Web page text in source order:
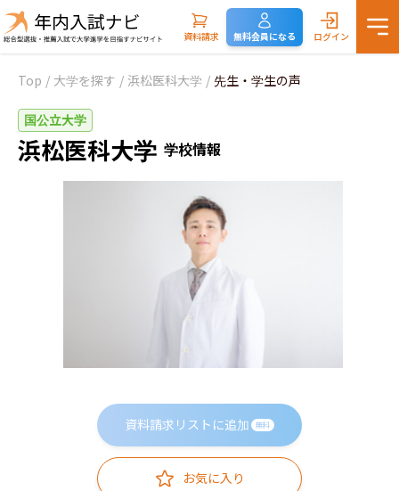
資料請求 無料会員になる ログイン
Top / 大学を探す / 浜松医科大学 / 先生・学生の声
国公立大学
浜松医科大学 学校情報
資料請求リストに追加 無料
お気に入り